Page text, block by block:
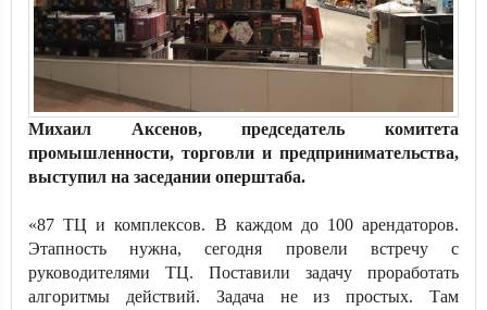
Михаил Аксенов, председатель комитета
промышленности, торговли и предпринимательства,
выступил на заседании оперштаба.
«87 ТЦ и комплексов. В каждом до 100 арендаторов.
Этапность нужна, сегодня провели встречу с
руководителями ТЦ. Поставили задачу проработать
алгоритмы действий. Задача не из простых. Там